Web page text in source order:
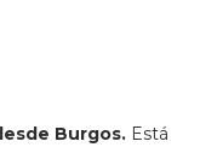
Burgos. Está